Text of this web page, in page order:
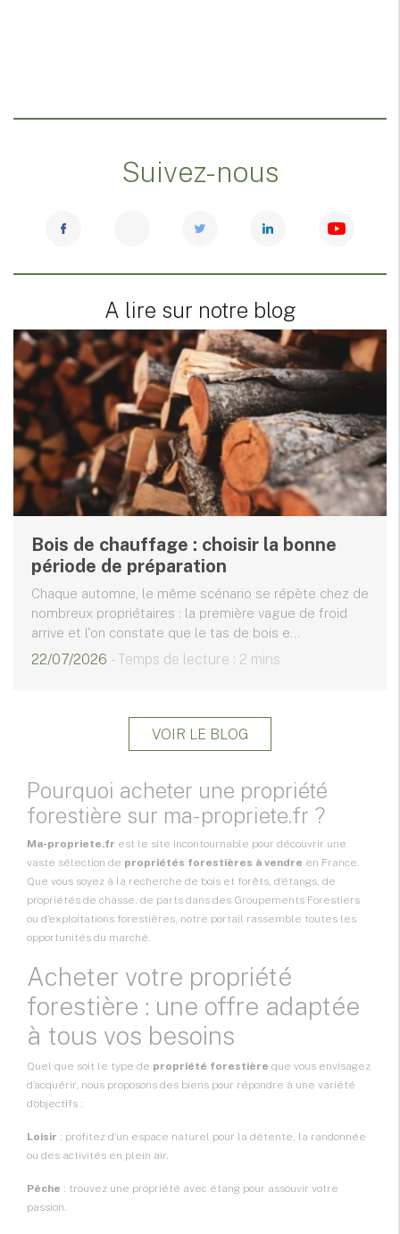
Suivez-nous
A lire sur notre blog
Bois de chauffage : choisir la bonne
période de préparation
Chaque automne, le même scénario se répète chez de
nombreux propriétaires : la première vague de froid
arrive et l'on constate que le tas de bois e...
22/07/2026 - Temps de lecture : 2 mins
VOIR LE BLOG
Pourquoi acheter une propriété
forestière sur ma-propriete.fr ?
Ma-propriete.fr est le site incontournable pour découvrir une
vaste sélection de propriétés forestières à vendre en France.
Que vous soyez à la recherche de bois et forêts, d’étangs, de
propriétés de chasse, de parts dans des Groupements Forestiers
ou d’exploitations forestières, notre portail rassemble toutes les
opportunités du marché.
Acheter votre propriété
forestière : une offre adaptée
à tous vos besoins
Quel que soit le type de propriété forestière que vous envisagez
d’acquérir, nous proposons des biens pour répondre à une variété
d’objectifs :
Loisir : profitez d’un espace naturel pour la détente, la randonnée
ou des activités en plein air.
Pêche : trouvez une propriété avec étang pour assouvir votre
passion.